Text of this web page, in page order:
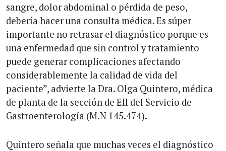
sangre, dolor abdominal o pérdida de peso,
debería hacer una consulta médica. Es súper
importante no retrasar el diagnóstico porque es
una enfermedad que sin control y tratamiento
puede generar complicaciones afectando
considerablemente la calidad de vida del
paciente”, advierte la Dra. Olga Quintero, médica
de planta de la sección de EII del Servicio de
Gastroenterología (M.N 145.474).
Quintero señala que muchas veces el diagnóstico